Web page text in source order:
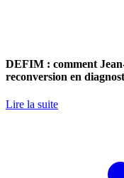
DEFIM : comment
reconversion en
Lire la suite